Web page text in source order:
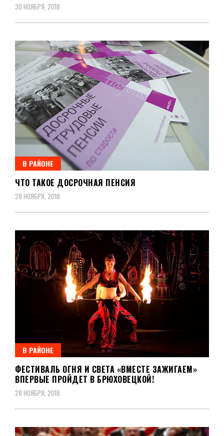
30 НОЯБРЯ, 2018
В РАЙОНЕ
ЧТО ТАКОЕ ДОСРОЧНАЯ ПЕНСИЯ
28 НОЯБРЯ, 2018
В РАЙОНЕ
ФЕСТИВАЛЬ ОГНЯ И СВЕТА «ВМЕСТЕ ЗАЖИГАЕМ»
ВПЕРВЫЕ ПРОЙДЕТ В БРЮХОВЕЦКОЙ!
28 НОЯБРЯ, 2018